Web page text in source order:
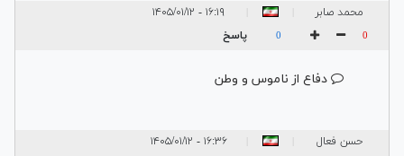
محمد صابر
الیاسی
۱۶:۱۹ - ۱۴۰۵/۰۱/۱۲
0
0 پاسخ
دفاع از ناموس و وطن
حسن فعال ۱۶:۳۶ - ۱۴۰۵/۰۱/۱۲